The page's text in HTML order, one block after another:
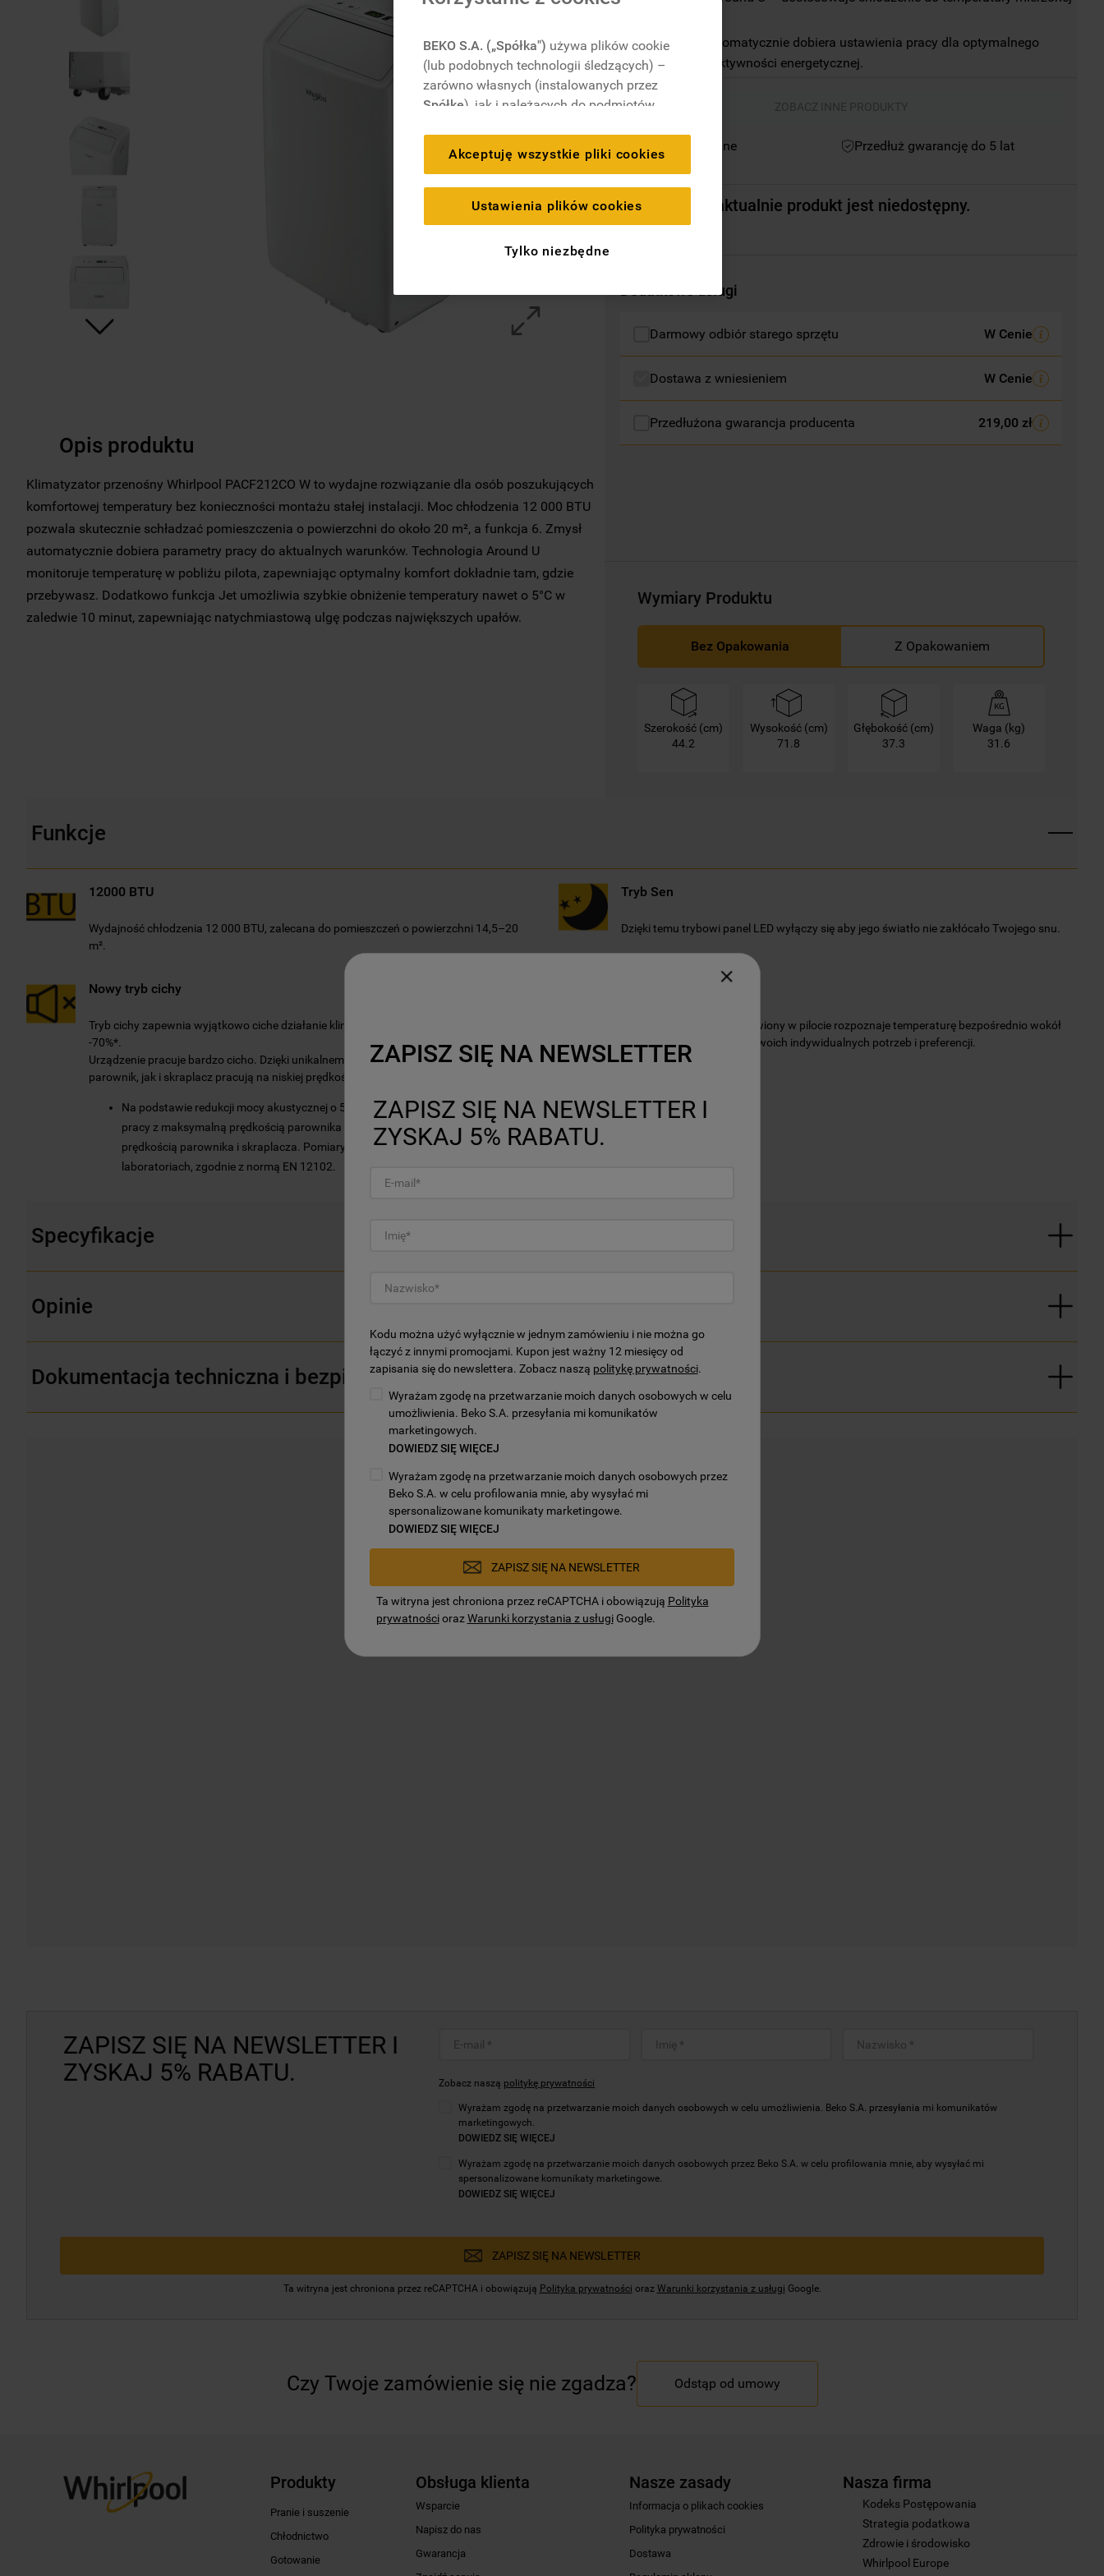
Opis produktu
Klimatyzator przenośny Whirlpool PACF212CO W to wydajne rozwiązanie dla osób poszukujących
komfortowej temperatury bez konieczności montażu stałej instalacji. Moc chłodzenia 12 000 BTU
pozwala skutecznie schładzać pomieszczenia o powierzchni do około 20 m², a funkcja 6. Zmysł
automatycznie dobiera parametry pracy do aktualnych warunków. Technologia Around U
monitoruje temperaturę w pobliżu pilota, zapewniając optymalny komfort dokładnie tam, gdzie
przebywasz. Dodatkowo funkcja Jet umożliwia szybkie obniżenie temperatury nawet o 5°C w
zaledwie 10 minut, zapewniając natychmiastową ulgę podczas największych upałów.
6. Zmysł – automatycznie dobiera ustawienia pracy dla optymalnego
komfortu i efektywności energetycznej.
Niedostępny online Przedłuż gwarancję do 5 lat
Przepraszamy, aktualnie produkt jest niedostępny.
Dodatkowe usługi
Darmowy odbiór starego sprzętu W Cenie
Dostawa z wniesieniem W Cenie
Przedłużona gwarancja producenta 219,00 zł
Wymiary Produktu
Bez Opakowania Z Opakowaniem
Szerokość (cm)
44.2
Wysokość (cm)
71.8
Głębokość (cm)
37.3
Waga (kg)
31.6
Funkcje
12000 BTU
Wydajność chłodzenia 12 000 BTU, zalecana do pomieszczeń o powierzchni 14,5–20
m².
Tryb Sen
Dzięki temu trybowi panel LED wyłączy się aby jego światło nie zakłócało Twojego snu.
Nowy tryb cichy
Tryb cichy zapewnia wyjątkowo ciche działanie klimatyzatora. Redukcja hałasu do
-70%*.
Urządzenie pracuje bardzo cicho. Dzięki unikalnemu trybowi pracy, w którym zarówno
parownik, jak i skraplacz pracują na niskiej prędkości wentylatora.
Na podstawie redukcji mocy akustycznej o 5 dB(A) porównując normalny tryb
pracy z maksymalną prędkością parownika i skraplacza z trybem cichym z niską
prędkością parownika i skraplacza. Pomiary przeprowadzone w wewnętrznych
laboratoriach, zgodnie z normą EN 12102.
Specjalny czujnik umiejscowiony w pilocie rozpoznaje temperaturę bezpośrednio wokół
Ciebie i dopasowuje ją do Twoich indywidualnych potrzeb i preferencji.
Specyfikacje
Opinie
Dokumentacja techniczna i bezpieczeństwa
ZAPISZ SIĘ NA NEWSLETTER I
ZYSKAJ 5% RABATU.
Zobacz naszą politykę prywatności
Wyrażam zgodę na przetwarzanie moich danych osobowych w celu umożliwienia. Beko S.A. przesyłania mi komunikatów
marketingowych.
DOWIEDZ SIĘ WIĘCEJ
Wyrażam zgodę na przetwarzanie moich danych osobowych przez Beko S.A. w celu profilowania mnie, aby wysyłać mi
spersonalizowane komunikaty marketingowe.
DOWIEDZ SIĘ WIĘCEJ
ZAPISZ SIĘ NA NEWSLETTER
Ta witryna jest chroniona przez reCAPTCHA i obowiązują Polityka prywatności oraz Warunki korzystania z usługi Google.
Czy Twoje zamówienie się nie zgadza? Odstąp od umowy
Produkty
Pranie i suszenie
Chłodnictwo
Gotowanie
Obsługa klienta
Wsparcie
Napisz do nas
Gwarancja
Nasze zasady
Informacja o plikach cookies
Polityka prywatności
Dostawa
Nasza firma
Kodeks Postępowania
Strategia podatkowa
Zdrowie i środowisko
Whirlpool Europe
BEKO S.A. („Spółka") używa plików cookie
(lub podobnych technologii śledzących) –
zarówno własnych (instalowanych przez
Spółkę), jak i należących do podmiotów
funkcjonowania strony, poprawę komfortu
oraz personalizację przeglądania
techniczne pliki cookie), cele statystyczne
i rozróżnianie użytkowników (analityczne
), a także wyświetlanie reklam
dostosowanych do zainteresowań
zewnętrznych i na platformach
społecznościowych (
korzysta z plików cookie oraz jak zmienić
zbieranych za pośrednictwem plików
cookie dostępne są w naszej
Klikając przycisk„AKCEPTUJĘ WSZYSTKIE
PLIKI COOKIES", wyrażają Państwo zgodę
na instalację wszystkich rodzajów plików
cookie oraz na udostępnianie Państwa
Akceptuję wszystkie pliki cookies
Ustawienia plików cookies
Tylko niezbędne
ZAPISZ SIĘ NA NEWSLETTER
ZAPISZ SIĘ NA NEWSLETTER I
ZYSKAJ 5% RABATU.
Kodu można użyć wyłącznie w jednym zamówieniu i nie można go
łączyć z innymi promocjami. Kupon jest ważny 12 miesięcy od
zapisania się do newslettera. Zobacz naszą politykę prywatności.
Wyrażam zgodę na przetwarzanie moich danych osobowych w celu
umożliwienia. Beko S.A. przesyłania mi komunikatów
marketingowych.
DOWIEDZ SIĘ WIĘCEJ
Wyrażam zgodę na przetwarzanie moich danych osobowych przez
Beko S.A. w celu profilowania mnie, aby wysyłać mi
spersonalizowane komunikaty marketingowe.
DOWIEDZ SIĘ WIĘCEJ
ZAPISZ SIĘ NA NEWSLETTER
Ta witryna jest chroniona przez reCAPTCHA i obowiązują Polityka
prywatnościorazWarunki korzystania z usługiGoogle.